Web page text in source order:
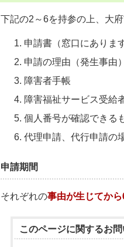
下記の2～6を持参の上、大
申請書（窓口にありま
申請の理由（発生事由
障害者手帳
障害福祉サービス受給
個人番号が確認できる
代理申請、代行申請の
申請期間
それぞれの事由が生じてか
このページに関するお